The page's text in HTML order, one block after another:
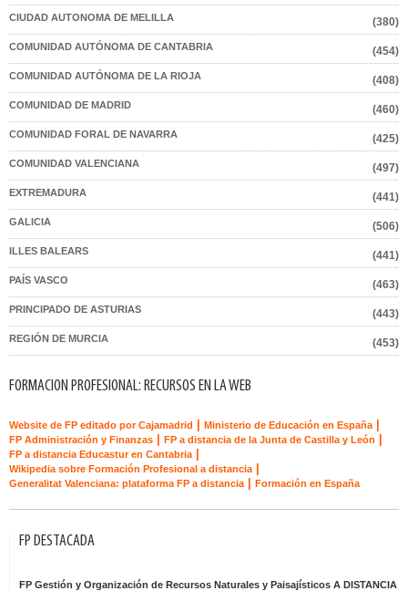
CIUDAD AUTONOMA DE MELILLA (380)
COMUNIDAD AUTÓNOMA DE CANTABRIA (454)
COMUNIDAD AUTÓNOMA DE LA RIOJA (408)
COMUNIDAD DE MADRID (460)
COMUNIDAD FORAL DE NAVARRA (425)
COMUNIDAD VALENCIANA (497)
EXTREMADURA (441)
GALICIA (506)
ILLES BALEARS (441)
PAÍS VASCO (463)
PRINCIPADO DE ASTURIAS (443)
REGIÓN DE MURCIA (453)
FORMACION PROFESIONAL: RECURSOS EN LA WEB
Website de FP editado por Cajamadrid Ministerio de Educación en España
FP Administración y Finanzas FP a distancia de la Junta de Castilla y León
FP a distancia Educastur en Cantabria
Wikipedia sobre Formación Profesional a distancia
Generalitat Valenciana: plataforma FP a distancia Formación en España
FP DESTACADA
FP Gestión y Organización de Recursos Naturales y Paisajísticos A DISTANCIA